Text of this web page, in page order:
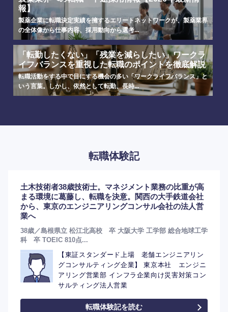
選択する
選択する
選択する
選択する
報】
製薬企業に転職決定実績を擁するエリートネットワークが、製薬業界
の全体像から仕事内容、採用動向から選考...
「転勤したくない」「残業を減らしたい」ワークラ
イフバランスを重視した転職のポイントを徹底解説
転職活動をする中で目にする機会の多い「ワークライフバランス」と
いう言葉。しかし、依然として転勤、長時...
転職体験記
土木技術者38歳技術士。マネジメント業務の比重が高
まる環境に葛藤し、転職を決意。関西の大手鉄道会社
から、東京のエンジニアリングコンサル会社の法人営
業へ
38歳／島根県立 松江北高校 卒 大阪大学 工学部 総合地球工学
科 卒 TOEIC 810点...
【東証スタンダード上場 老舗エンジニアリン
グコンサルティング企業】 東京本社 エンジニ
アリング営業部 インフラ企業向け災害対策コン
サルティング法人営業
転職体験記を読む